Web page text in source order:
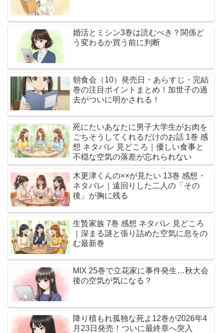
婚活とミシン3巻は読むべき？関係ど
う変わるか買う前に判断
朝食会（10）発売日・あらすじ・完結
巻の注目ポイントまとめ！加世子の過
去がついに明かされる！
死にたいあなたに男子大学生がお肉を
ごちそうしてくれるだけのお話 1巻 感
想 ネタバレ 見どころ｜優しい食事と
不穏な空気の落差が忘れられない
木更津くんの××が見たい 13巻 感想・
ネタバレ｜遠回りした二人の「その
後」が胸に残る
生贄家族 7巻 感想 ネタバレ 見どころ
｜深まる謎と張り詰めた空気に息をの
む最新巻
MIX 25巻で立花家に事件発生…秋大会
後の空気が気になる？
降り積もれ孤独な死よ12巻が2026年4
月23日発売！ついに最終章へ突入